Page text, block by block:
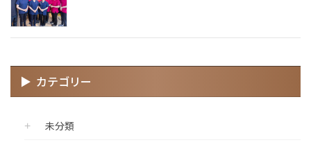
カテゴリー
未分類